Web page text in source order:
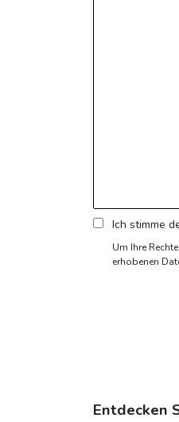
Ich stimme
Um Ihre
erhobenen
Entdecken